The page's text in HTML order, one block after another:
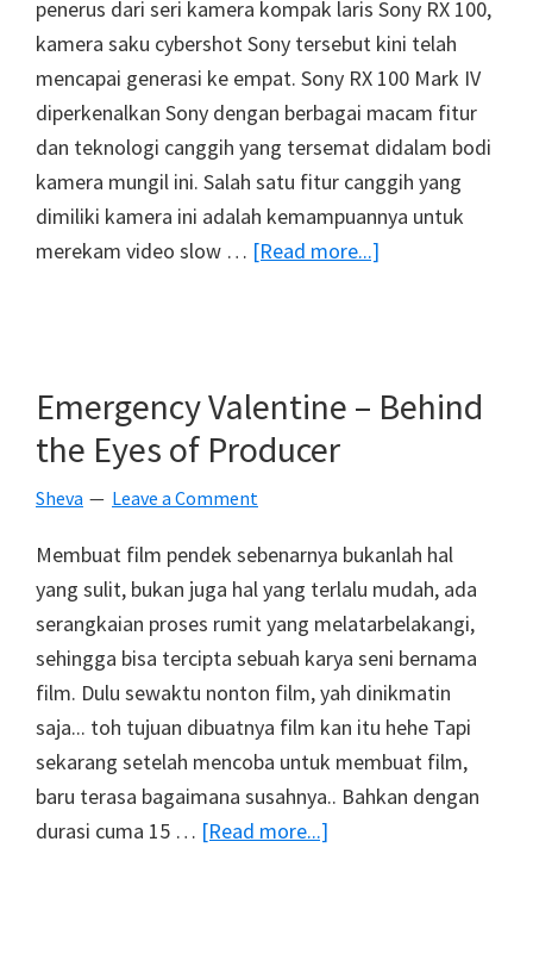
penerus dari seri kamera kompak laris Sony RX 100,
kamera saku cybershot Sony tersebut kini telah
mencapai generasi ke empat. Sony RX 100 Mark IV
diperkenalkan Sony dengan berbagai macam fitur
dan teknologi canggih yang tersemat didalam bodi
kamera mungil ini. Salah satu fitur canggih yang
dimiliki kamera ini adalah kemampuannya untuk
merekam video slow … [Read more...]
Sony
IV
Emergency Valentine – Behind
the Eyes of Producer
Sheva Leave a Comment
Membuat film pendek sebenarnya bukanlah hal
yang sulit, bukan juga hal yang terlalu mudah, ada
serangkaian proses rumit yang melatarbelakangi,
sehingga bisa tercipta sebuah karya seni bernama
film. Dulu sewaktu nonton film, yah dinikmatin
saja... toh tujuan dibuatnya film kan itu hehe Tapi
sekarang setelah mencoba untuk membuat film,
baru terasa bagaimana susahnya.. Bahkan dengan
durasi cuma 15 … [Read more...]